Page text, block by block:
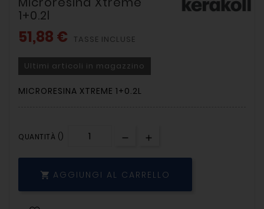
1+0.2l
51,88 € TASSE INCLUSE
Ultimi articoli in magazzino
MICRORESINA XTREME 1+0.2L
QUANTITÀ ()
 AGGIUNGI AL CARRELLO